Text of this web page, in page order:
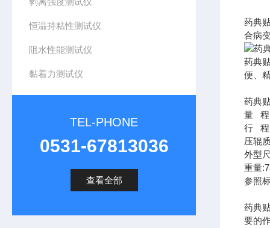
恒温持粘性测试仪
阻水性能测试仪
黏着力测试仪
TEL-PHONE
0531-67813036
查看全部
药典
合病
药典
便、
药典
量 程
行 程
压辊
外型
重量
参照
药典
要的